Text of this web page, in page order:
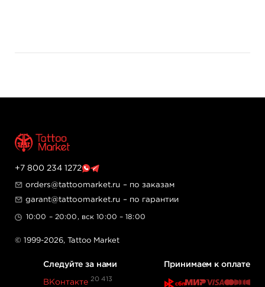
+7 800 234 1272
orders@tattoomarket.ru – по заказам
garant@tattoomarket.ru – по гарантии
10:00 – 20:00, вск 10:00 – 18:00
© 1999-2026, Tattoo Market
Следуйте за нами
ВКонтакте 20 413
Принимаем к оплате